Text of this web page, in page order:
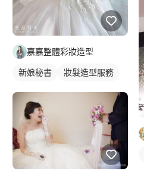
嘉嘉整體彩妝造型
新娘秘書 妝髮造型服務